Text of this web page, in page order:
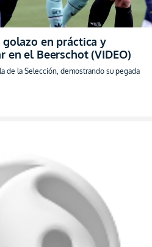
golazo en práctica y
en el Beerschot (VIDEO)
de la Selección, demostrando su pegada